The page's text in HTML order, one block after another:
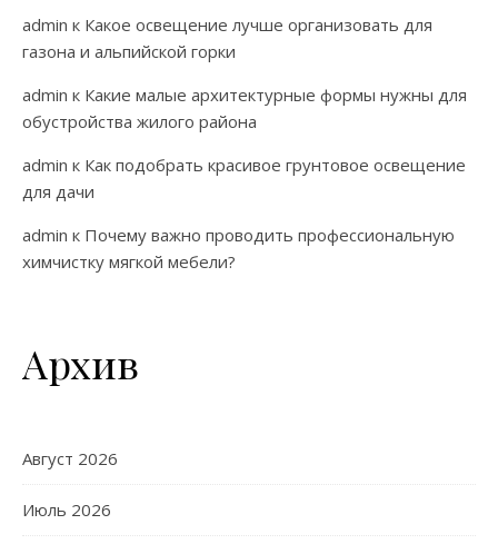
admin к Какое освещение лучше организовать для
газона и альпийской горки
admin к Какие малые архитектурные формы нужны для
обустройства жилого района
admin к Как подобрать красивое грунтовое освещение
для дачи
admin к Почему важно проводить профессиональную
химчистку мягкой мебели?
Архив
Август 2026
Июль 2026